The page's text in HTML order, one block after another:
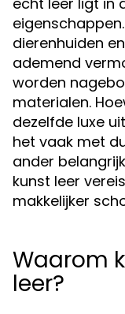
dierenhuiden
ademend
worden
materialen.
dezelfde luxe
het vaak met
ander
kunst leer
makkelijker
Waarom
leer?